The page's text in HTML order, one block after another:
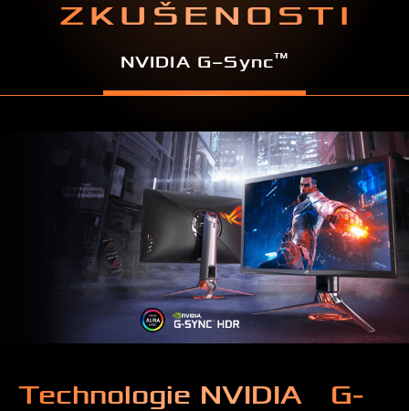
ZKUŠENOSTI
NVIDIA G−Sync™
Technologie NVIDIA
G-